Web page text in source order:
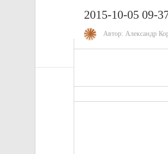
2015-10-05 09-
Автор: Александр